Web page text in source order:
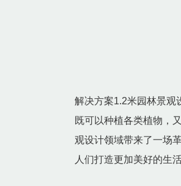
解决方案1.2米园林景观
既可以种植各类植物，
观设计领域带来了一场
人们打造更加美好的生活